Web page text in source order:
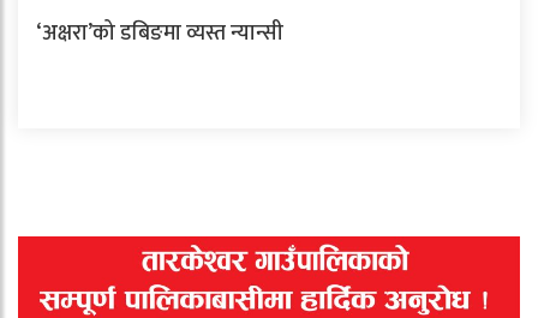
‘अक्षरा’को डबिङमा व्यस्त न्यान्सी